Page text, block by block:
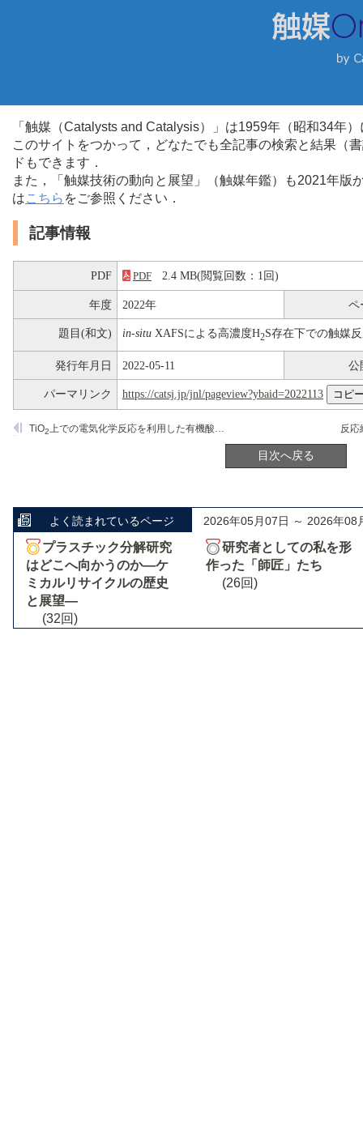
「触媒（Catalysts and Catalysis）」は1959年（昭和34年
このサイトをつかって，どなたでも全記事の検索と結果（
ドもできます．
また，「触媒技術の動向と展望」（触媒年鑑）も2021年
はこちら をご参照ください．
記事情報
PDF PDF 2.4 MB(閲覧回数：1回)
年度 2022年 ペ
題目(和文) in-situ XAFSによる高濃度H2S存在下での触媒
発行年月日 2022-05-11 公
パーマリンク https://catsj.jp/jnl/pageview?ybaid=2022113
TiO2上での電気化学反応を利用した有機酸からの液体エネルギーキャリアおよび機能性物質の合成
目次へ戻る
よく読まれているページ 2026年05月07日 ～ 2026年08
プラスチック分解研究
はどこへ向かうのか―ケ
ミカルリサイクルの歴史
と展望―
(32回)
研究者としての私を形
作った「師匠」たち
(26回)